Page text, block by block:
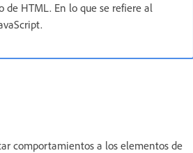
de HTML. En lo que se refiere al
comportamientos a los elementos de